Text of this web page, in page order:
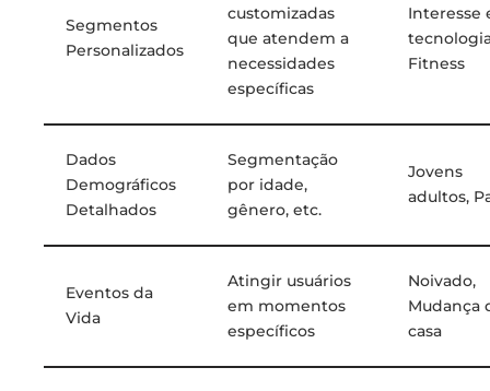
Segmentos
Personalizados
customizadas
que atendem a
necessidades
específicas
Interesse
Fitness
Dados
Demográficos
Detalhados
Segmentação
por idade,
gênero, etc.
Jovens
adultos,
Eventos da
Vida
Atingir usuários
em momentos
específicos
Noivado,
Mudança
casa